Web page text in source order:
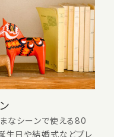
まなシーンで使える80
生日や結婚式などプレ